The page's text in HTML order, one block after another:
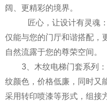
阔、更精彩的境界。
匠心，让设计有灵魂
仅能与您的门厅和谐搭配，
自然流露于您的尊荣空间。
3、木纹电梯门套系列
纹颜色，价格低廉，同时又
采用转印喷漆等形式，组接